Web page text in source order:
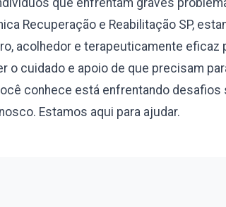
que enfrentam graves
Recuperação e Reabilitação SP,
acolhedor e terapeuticamente eficaz
o cuidado e apoio de que precisam
conhece está enfrentando desafios
Estamos aqui para ajudar.